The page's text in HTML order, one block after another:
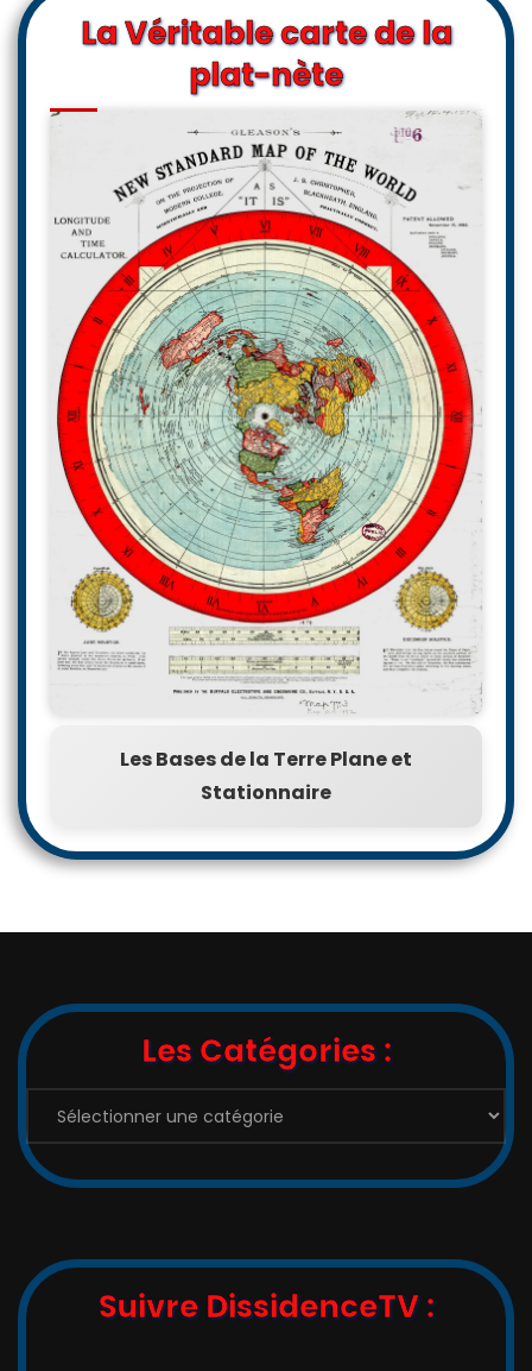
La Véritable carte de la
plat-nète
Les Bases de la Terre Plane et
Stationnaire
Les Catégories :
Suivre DissidenceTV :